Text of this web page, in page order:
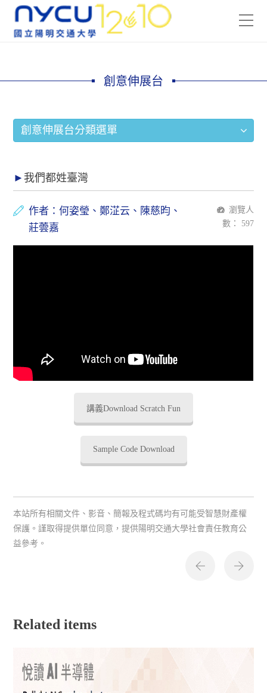
創意伸展台
創意伸展台分類選單
我們都姓臺灣
作者：何姿瑩、鄭淽云、陳慈昀、
莊蕓嘉
瀏覽人
數： 597
講義Download Scratch Fun
Sample Code Download
本站所有相關文件、影音、簡報及程式碼均有可能受智慧財產權
保護。謹取得提供單位同意，提供陽明交通大學社會責任教育公
益參考。
Related items